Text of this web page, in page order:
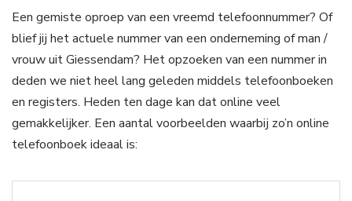
Een gemiste oproep van een vreemd telefoonnummer? Of
blief jij het actuele nummer van een onderneming of man /
vrouw uit Giessendam? Het opzoeken van een nummer in
deden we niet heel lang geleden middels telefoonboeken
en registers. Heden ten dage kan dat online veel
gemakkelijker. Een aantal voorbeelden waarbij zo’n online
telefoonboek ideaal is: